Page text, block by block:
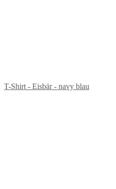
T-Shirt - Eisbär - navy blau